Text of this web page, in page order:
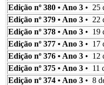
Edição nº 380 • Ano 3 • 25
Edição nº 379 • Ano 3 • 22
Edição nº 378 • Ano 3 • 19
Edição nº 377 • Ano 3 • 17
Edição nº 376 • Ano 3 • 12
Edição nº 375 • Ano 3 • 11
Edição nº 374 • Ano 3 • 8